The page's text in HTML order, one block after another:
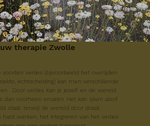
therapie Zwolle
soorten verlies (bijvoorbeeld het overlijden
echtscheiding) kan men verschillende
Door verlies kan je jezelf en de wereld
dan voorheen ervaren. Het kan lijken alsof
staat, terwijl de wereld door draait.
hard werken, het integreren van het verlies